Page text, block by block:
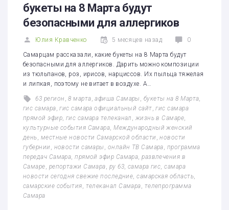
букеты на 8 Марта будут
безопасными для аллергиков
Юлия Кравченко 5 месяцев назад 0
Самарцам рассказали, какие букеты на 8 Марта будут
безопасными для аллергиков. Дарить можно композиции
из тюльпанов, роз, ирисов, нарциссов. Их пыльца тяжелая
и липкая, поэтому не витает в воздухе. А…
63 регион ,8 марта ,афиша Самары букеты на 8 Марта
гис самара ,гис самара официальный сайт ,гис самара
прямой эфир, гис самара телеканал жизнь в Самаре
культурные события Самара ,Международный женский
день местные новости Самарской области ,новости
губернии
новости самары онлайн ТВ Самара программа
передач Самара ,прямой эфир Самара ,развлечения в
Самаре репортажи Самара ру 63, самара гис ,самара
новости сегодня свежие последние ,самарская область,
самарские события телеканал Самара телепрограмма
Самара